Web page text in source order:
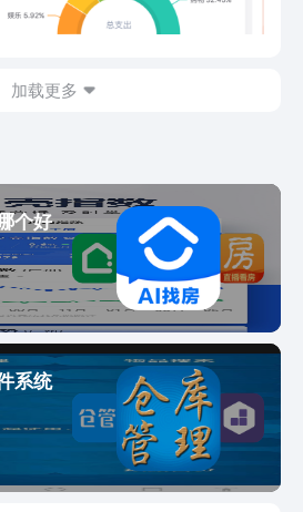
量加速节点让协作环境更稳定，国际
自动推荐全员适配时段，企业出海
字化和业务数字化平台 【AI表
：让每个人成为AI应用“创造者”，无
富的500强企业同款模板，开箱即
等业务系统轻松上手，会用表格就
【AI 搜索】：企业+全网信息一
，答案、方案、计划一步到位。
管理套件】：提供人事管理、财务
差旅管理、客户管理、合同管理、
理等一站式管理数字化方案，助力
营升级。 【钉钉LTC解决方案】：
提供目标制定拆解、销售跟进、项
、持续服务的端到端一站式平台。
系钉钉 支持通过「我的-客服与帮
服务/热线服务」进行咨询，你的
非常重要。
操作体验】语音记账AI智能识别帮你
养成记账与理财习惯？ 记账不是“抠
的流向，从而更好地规划财务与。
过记账发现自己有很多不必要的支
可以慢慢减少非必要支出，从而积
多财富。同时，我们可以在每月初
算，根据预算合理消费，让支出更
。良好的财务规划，才能带来更多
积累。当你通过记账，积累下更多
从而实现自己的的梦想时，你就会
记账是一种时尚、踏实、有益的生
。挖财怎么用？ 1、先从记一笔开
录自己的收入和支持，系统会自动
算出当月结余哦。另外，如果你需
一笔支出，记得勾选为可报销；
的钱一般有以下用途：短期支
财投资、备用金、房贷、车贷等。
加载更多
个好
系统